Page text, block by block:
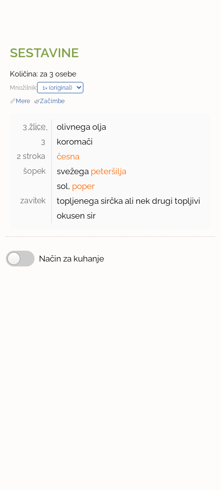
SESTAVINE
Količina: za 3 osebe
Množilnik:
📏Mere · 🌿Začimbe
3 žlice olivnega olja
3 koromači
2 stroka česna
šopek svežega peteršilja
sol, poper
zavitek
topljenega sirčka ali nek drugi topljivi
okusen sir
Način za kuhanje